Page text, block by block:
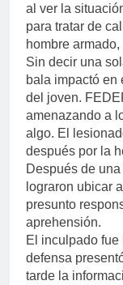
al ver la
para tratar de
hombre
Sin decir una
bala impactó en
del joven.
amenazando a
algo. El
después por la
Después de
lograron ubicar al
presunto
aprehensión.
El inculpado
defensa
tarde la